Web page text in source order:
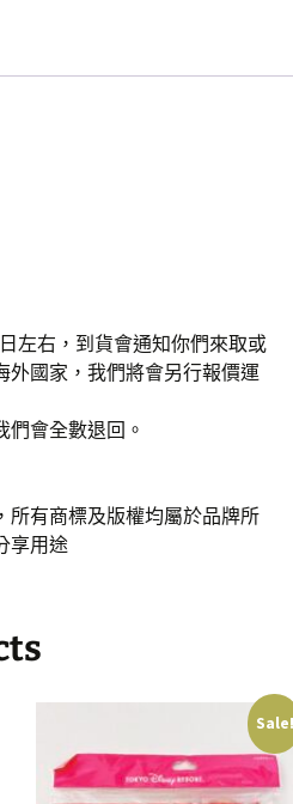
左右，到貨會通知你們來取或
外國家，我們將會另行報價運
們會全數退回。
所有商標及版權均屬於品牌所
享用途
Sale!